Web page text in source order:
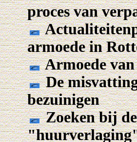
proces van
armoede in
Armoede
De
bezuinigen
Zoeken bij de